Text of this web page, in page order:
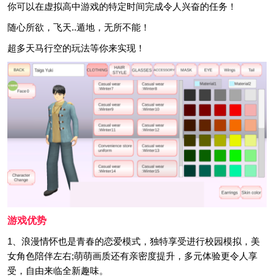
你可以在虚拟高中游戏的特定时间完成令人兴奋的任务！
随心所欲，飞天..遁地，无所不能！
超多天马行空的玩法等你来实现！
游戏优势
1、浪漫情怀也是青春的恋爱模式，独特享受进行校园模拟，美
女角色陪伴左右;萌萌画质还有亲密度提升，多元体验更令人享
受，自由来临全新趣味。